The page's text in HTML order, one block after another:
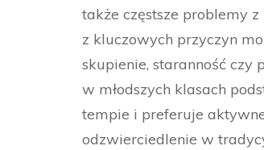
także częstsze problemy
z kluczowych przyczyn
skupienie, staranność czy
w młodszych klasach
tempie i preferuje
odzwierciedlenie w